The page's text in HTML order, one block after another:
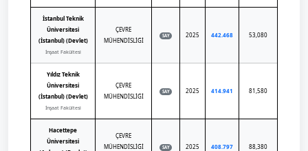
İstanbul Teknik
Üniversitesi
(İstanbul) (Devlet)
İnşaat Fakültesi
ÇEVRE
MÜHENDİSLİĞİ
SAY 2025 442.468 53,080
Yıldız Teknik
Üniversitesi
(İstanbul) (Devlet)
İnşaat Fakültesi
ÇEVRE
MÜHENDİSLİĞİ
SAY 2025 414.941 81,580
Hacettepe
Üniversitesi
ÇEVRE
MÜHENDİSLİĞİ
SAY 2025 408.797 88,380